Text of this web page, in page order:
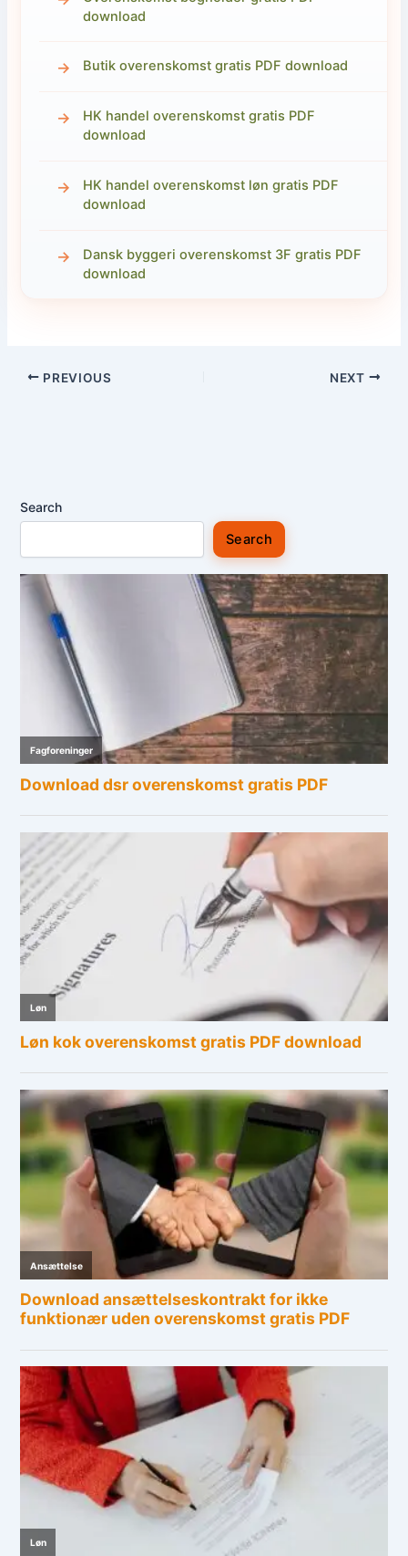
download
Butik overenskomst gratis PDF download
HK handel overenskomst gratis PDF
download
HK handel overenskomst løn gratis PDF
download
Dansk byggeri overenskomst 3F gratis PDF
download
PREVIOUS NEXT
Search
Search